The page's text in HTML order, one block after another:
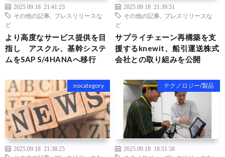
2025.09.18 21:41:23
その他の記事
プレスリリースな
ど
より高度なサービス提供を目
指し アスクル、基幹システ
ムをSAP S/4HANAへ移行
2025.09.18 21:39:51
その他の記事
プレスリリースな
ど
サプライチェーン再構築を支
援するknewit、船引運送株式
会社との取り組みを公開
nocategory
2025.09.18 21:38:25
テクノロジー/製品
2025.09.18 18:51:58